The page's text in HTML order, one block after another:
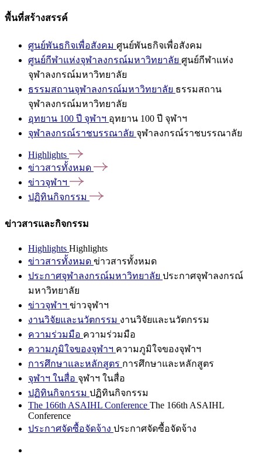
พื้นที่สร้างสรรค์
ศูนย์พันธกิจเพื่อสังคม ศูนย์พันธกิจเพื่อสังคม
ศูนย์กีฬาแห่งจุฬาลงกรณ์มหาวิทยาลัย ศูนย์กีฬาแห่ง
จุฬาลงกรณ์มหาวิทยาลัย
ธรรมสถานจุฬาลงกรณ์มหาวิทยาลัย ธรรมสถาน
จุฬาลงกรณ์มหาวิทยาลัย
อุทยาน 100 ปี จุฬาฯ อุทยาน 100 ปี จุฬาฯ
จุฬาลงกรณ์ราชบรรณาลัย จุฬาลงกรณ์ราชบรรณาลัย
Highlights
ข่าวสารทั้งหมด
ข่าวจุฬาฯ
ปฏิทินกิจกรรม
ข่าวสารและกิจกรรม
Highlights Highlights
ข่าวสารทั้งหมด ข่าวสารทั้งหมด
ประกาศจุฬาลงกรณ์มหาวิทยาลัย ประกาศจุฬาลงกรณ์
มหาวิทยาลัย
ข่าวจุฬาฯ ข่าวจุฬาฯ
งานวิจัยและนวัตกรรม งานวิจัยและนวัตกรรม
ความร่วมมือ ความร่วมมือ
ความภูมิใจของจุฬาฯ ความภูมิใจของจุฬาฯ
การศึกษาและหลักสูตร การศึกษาและหลักสูตร
จุฬาฯ ในสื่อ จุฬาฯ ในสื่อ
ปฏิทินกิจกรรม ปฏิทินกิจกรรม
The 166th ASAIHL Conference The 166th ASAIHL
Conference
ประกาศจัดซื้อจัดจ้าง ประกาศจัดซื้อจัดจ้าง